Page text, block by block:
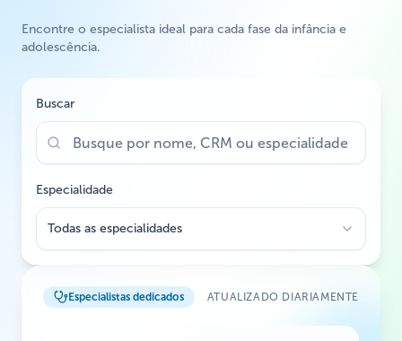
Encontre o especialista ideal para cada fase da infância e
adolescência.
Buscar
Especialidade
Todas as especialidades
Especialistas dedicados ATUALIZADO DIARIAMENTE